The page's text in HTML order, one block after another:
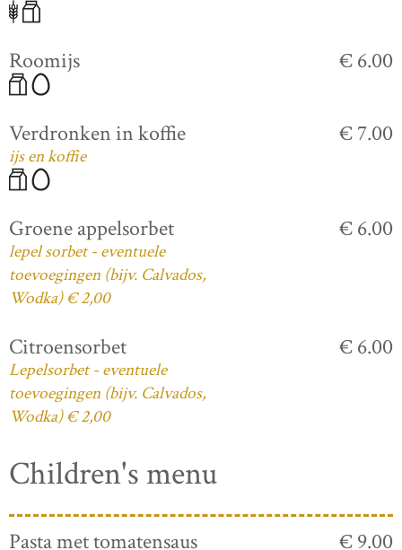
Roomijs € 6.00
Verdronken in koffie
ijs en koffie
€ 7.00
Groene appelsorbet
lepel sorbet - eventuele
toevoegingen (bijv. Calvados,
Wodka) € 2,00
€ 6.00
Citroensorbet
Lepelsorbet - eventuele
toevoegingen (bijv. Calvados,
Wodka) € 2,00
€ 6.00
Children's menu
Pasta met tomatensaus € 9.00